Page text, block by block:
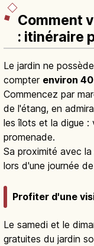
Comment
: itinéraire
Le jardin ne
compter environ
Commencez par
de l'étang, en
les îlots et la digue :
promenade.
Sa proximité avec
lors d'une journée
Profiter d'une
Le samedi et le
gratuites du jardin